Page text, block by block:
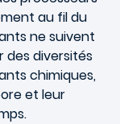
au fil du
ne suivent
diversités
chimiques,
et leur